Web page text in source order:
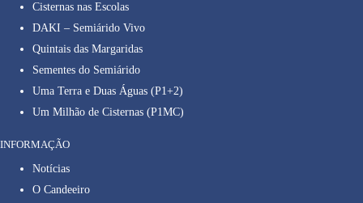
Cisternas nas Escolas
DAKI – Semiárido Vivo
Quintais das Margaridas
Sementes do Semiárido
Uma Terra e Duas Águas (P1+2)
Um Milhão de Cisternas (P1MC)
INFORMAÇÃO
Notícias
O Candeeiro